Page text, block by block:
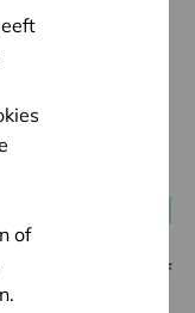
en buurtcoöperaties
landschap
kandidaat om vijf
van het
of